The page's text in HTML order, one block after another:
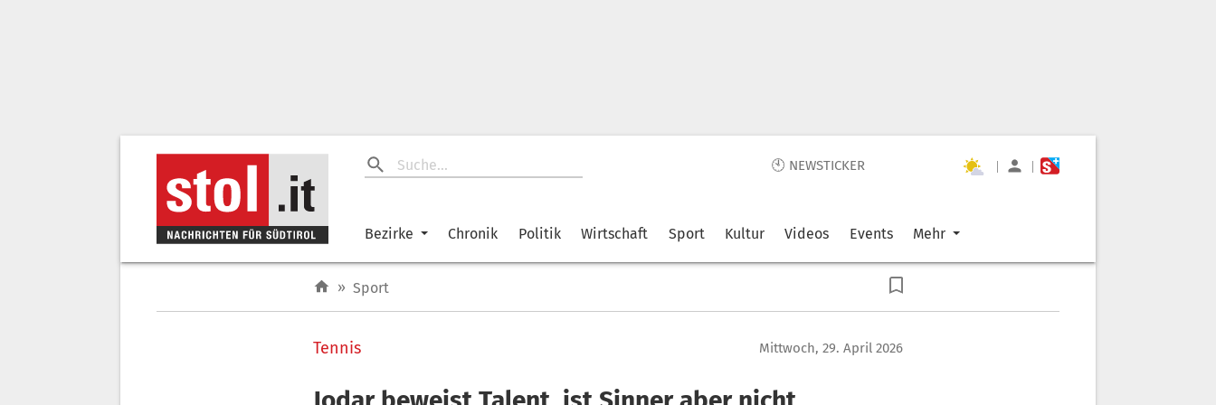
🕙 NEWSTICKER | |
Bezirke Chronik Politik Wirtschaft Sport Kultur Videos Events Mehr
» Sport
Tennis Mittwoch, 29. April 2026